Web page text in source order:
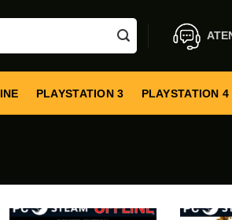
PLAYSTATION 3 PLAYSTATION 4